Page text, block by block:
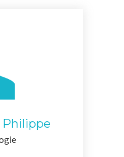
Philippe